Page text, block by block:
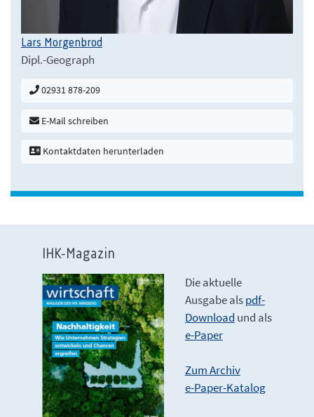
Lars Morgenbrod
Dipl.-Geograph
02931 878-209
E-Mail schreiben
Kontaktdaten herunterladen
IHK-Magazin
Die aktuelle
Ausgabe alspdf-
Download und als
e-Paper
Zum Archiv
e-Paper-Katalog